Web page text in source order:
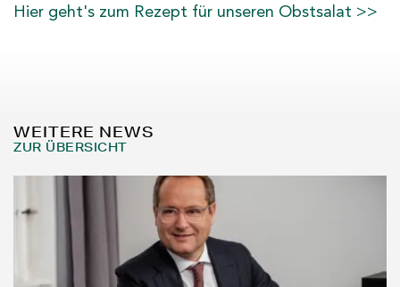
Hier geht's zum Rezept für unseren Obstsalat >>
WEITERE NEWS
ZUR ÜBERSICHT